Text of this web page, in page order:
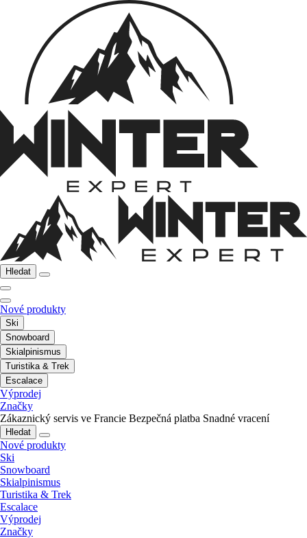
Hledat
Nové produkty
Ski
Snowboard
Skialpinismus
Turistika & Trek
Escalace
Výprodej
Značky
Zákaznický servis ve Francie Bezpečná platba Snadné vracení
Hledat
Nové produkty
Ski
Snowboard
Skialpinismus
Turistika & Trek
Escalace
Výprodej
Značky